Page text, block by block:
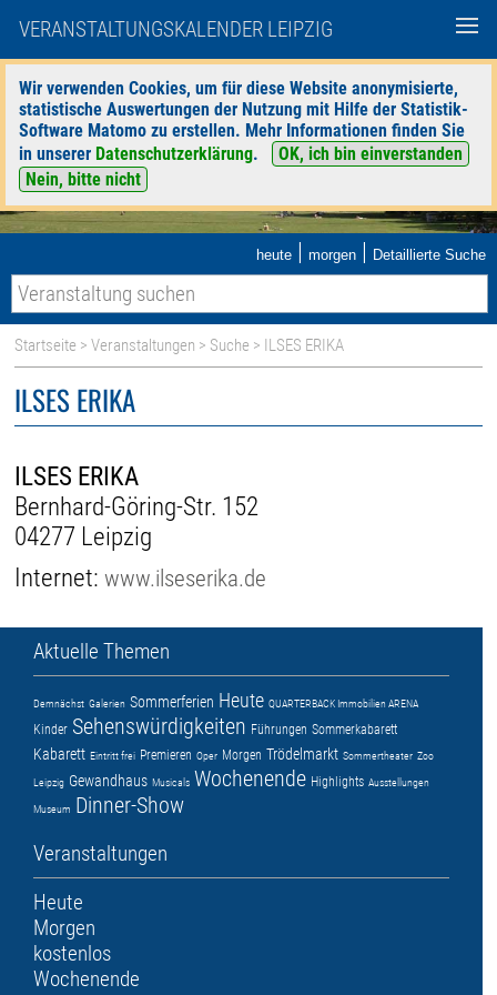
VERANSTALTUNGSKALENDER LEIPZIG
Wir verwenden Cookies, um für diese Website anonymisierte,
statistische Auswertungen der Nutzung mit Hilfe der Statistik-
Software Matomo zu erstellen. Mehr Informationen finden Sie
in unserer Datenschutzerklärung.
OK, ich bin einverstanden
Nein, bitte nicht
heute | morgen | Detaillierte Suche
Startseite >Veranstaltungen > Suche > ILSES ERIKA
ILSES ERIKA
ILSES ERIKA
Bernhard-Göring-Str. 152
04277 Leipzig
Internet:www.ilseserika.de
Aktuelle Themen
Demnächst Galerien Sommerferien Heute QUARTERBACK Immobilien ARENA
Kinder Sehenswürdigkeiten Führungen Sommerkabarett
Kabarett Eintritt frei Premieren Oper Morgen Trödelmarkt Sommertheater Zoo
Leipzig Gewandhaus Musicals Wochenende Highlights Ausstellungen
Museum Dinner-Show
Veranstaltungen
Heute
Morgen
kostenlos
Wochenende